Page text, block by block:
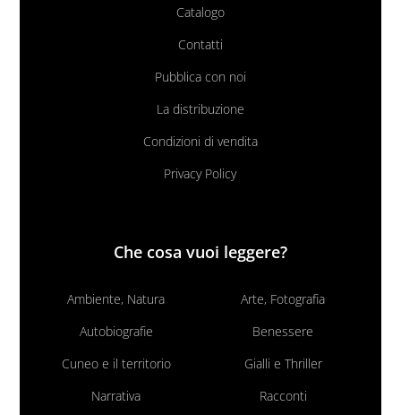
Catalogo
Contatti
Pubblica con noi
La distribuzione
Condizioni di vendita
Privacy Policy
Che cosa vuoi leggere?
Ambiente, Natura
Arte, Fotografia
Autobiografie
Benessere
Cuneo e il territorio
Gialli e Thriller
Narrativa
Racconti